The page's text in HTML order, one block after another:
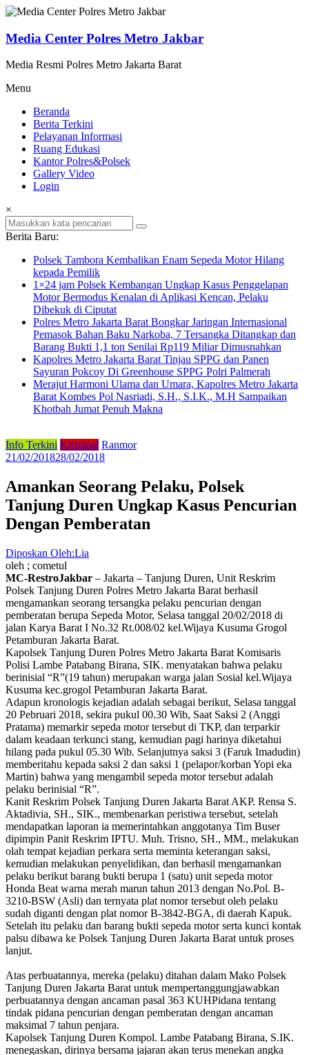
Lompat
konten
Media Center Polres Metro Jakbar
Media Resmi Polres Metro Jakarta Barat
Menu
Beranda
Berita Terkini
Pelayanan Informasi
Ruang Edukasi
Kantor Polres&Polsek
Gallery Video
Login
×
Berita Baru:
Polsek Tambora Kembalikan Enam Sepeda Motor Hilang
kepada Pemilik
1×24 jam Polsek Kembangan Ungkap Kasus Penggelapan
Motor Bermodus Kenalan di Aplikasi Kencan, Pelaku
Dibekuk di Ciputat
Polres Metro Jakarta Barat Bongkar Jaringan Internasional
Pemasok Bahan Baku Narkoba, 7 Tersangka Ditangkap dan
Barang Bukti 1,1 ton Senilai Rp119 Miliar Dimusnahkan
Kapolres Metro Jakarta Barat Tinjau SPPG dan Panen
Sayuran Pokcoy Di Greenhouse SPPG Polri Palmerah
Merajut Harmoni Ulama dan Umara, Kapolres Metro Jakarta
Barat Kombes Pol Nasriadi, S.H., S.I.K., M.H Sampaikan
Khotbah Jumat Penuh Makna
Info Terkini Kriminal Ranmor
21/02/201828/02/2018
Amankan Seorang Pelaku, Polsek
Tanjung Duren Ungkap Kasus Pencurian
Dengan Pemberatan
Diposkan Oleh:Lia
oleh ; cometul
MC-RestroJakbar – Jakarta – Tanjung Duren, Unit Reskrim
Polsek Tanjung Duren Polres Metro Jakarta Barat berhasil
mengamankan seorang tersangka pelaku pencurian dengan
pemberatan berupa Sepeda Motor, Selasa tanggal 20/02/2018 di
jalan Karya Barat I No.32 Rt.008/02 kel.Wijaya Kusuma Grogol
Petamburan Jakarta Barat.
Kapolsek Tanjung Duren Polres Metro Jakarta Barat Komisaris
Polisi Lambe Patabang Birana, SIK. menyatakan bahwa pelaku
berinisial “R”(19 tahun) merupakan warga jalan Sosial kel.Wijaya
Kusuma kec.grogol Petamburan Jakarta Barat.
Adapun kronologis kejadian adalah sebagai berikut, Selasa tanggal
20 Pebruari 2018, sekira pukul 00.30 Wib, Saat Saksi 2 (Anggi
Pratama) memarkir sepeda motor tersebut di TKP, dan terparkir
dalam keadaan terkunci stang, kemudian pagi harinya diketahui
hilang pada pukul 05.30 Wib. Selanjutnya saksi 3 (Faruk Imadudin)
memberitahu kepada saksi 2 dan saksi 1 (pelapor/korban Yopi eka
Martin) bahwa yang mengambil sepeda motor tersebut adalah
pelaku berinisial “R”.
Kanit Reskrim Polsek Tanjung Duren Jakarta Barat AKP. Rensa S.
Aktadivia, SH., SIK., membenarkan peristiwa tersebut, setelah
mendapatkan laporan ia memerintahkan anggotanya Tim Buser
dipimpin Panit Reskrim IPTU. Muh. Trisno, SH., MM., melakukan
olah tempat kejadian perkara serta meminta keterangan saksi,
kemudian melakukan penyelidikan, dan berhasil mengamankan
pelaku berikut barang bukti berupa 1 (satu) unit sepeda motor
Honda Beat warna merah marun tahun 2013 dengan No.Pol. B-
3210-BSW (Asli) dan ternyata plat nomor tersebut oleh pelaku
sudah diganti dengan plat nomor B-3842-BGA, di daerah Kapuk.
Setelah itu pelaku dan barang bukti sepeda motor serta kunci kontak
palsu dibawa ke Polsek Tanjung Duren Jakarta Barat untuk proses
lanjut.
Atas perbuatannya, mereka (pelaku) ditahan dalam Mako Polsek
Tanjung Duren Jakarta Barat untuk mempertanggungjawabkan
perbuatannya dengan ancaman pasal 363 KUHPidana tentang
tindak pidana pencurian dengan pemberatan dengan ancaman
maksimal 7 tahun penjara.
Kapolsek Tanjung Duren Kompol. Lambe Patabang Birana, S.IK.
menegaskan, dirinya bersama jajaran akan terus menekan angka